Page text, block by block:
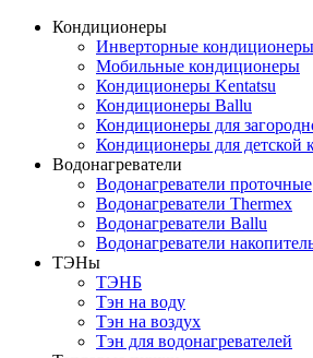
Кондиционеры
Инверторные кондиционеры
Мобильные кондиционеры
Кондиционеры Kentatsu
Кондиционеры Ballu
Кондиционеры для
Кондиционеры для детской
Водонагреватели
Водонагреватели проточные
Водонагреватели Thermex
Водонагреватели Ballu
Водонагреватели
ТЭНы
ТЭНБ
Тэн на воду
Тэн на воздух
Тэн для водонагревателей